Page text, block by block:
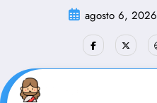
agosto 6, 2026